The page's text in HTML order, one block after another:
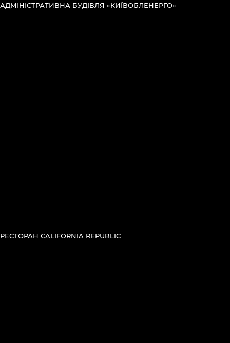
АДМІНІСТРАТИВНА БУДІВЛЯ «КИЇВОБЛЕНЕРГО»
РЕСТОРАН CALIFORNIA REPUBLIC